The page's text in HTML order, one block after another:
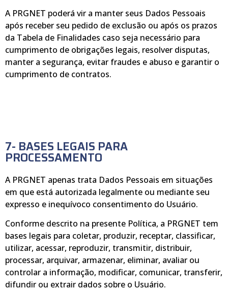
A PRGNET poderá vir a manter seus Dados Pessoais
após receber seu pedido de exclusão ou após os prazos
da Tabela de Finalidades caso seja necessário para
cumprimento de obrigações legais, resolver disputas,
manter a segurança, evitar fraudes e abuso e garantir o
cumprimento de contratos.
7- BASES LEGAIS PARA
PROCESSAMENTO
A PRGNET apenas trata Dados Pessoais em situações
em que está autorizada legalmente ou mediante seu
expresso e inequívoco consentimento do Usuário.
Conforme descrito na presente Política, a PRGNET tem
bases legais para coletar, produzir, receptar, classificar,
utilizar, acessar, reproduzir, transmitir, distribuir,
processar, arquivar, armazenar, eliminar, avaliar ou
controlar a informação, modificar, comunicar, transferir,
difundir ou extrair dados sobre o Usuário.